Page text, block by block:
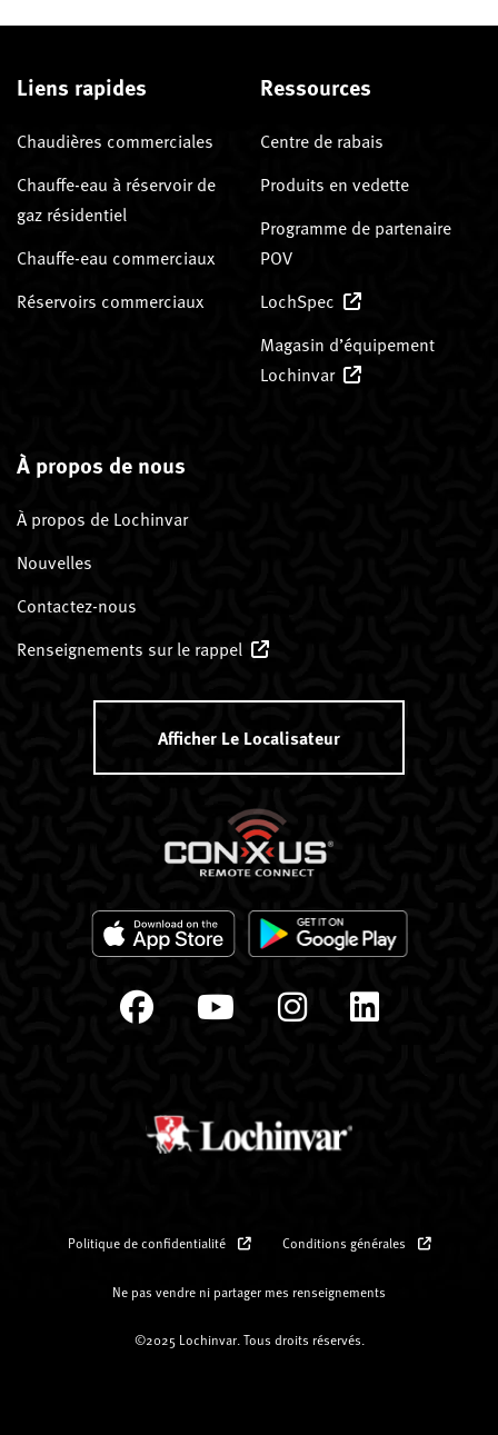
Liens rapides
Chaudières commerciales
Chauffe-eau à réservoir de
gaz résidentiel
Chauffe-eau commerciaux
Réservoirs commerciaux
Ressources
Centre de rabais
Produits en vedette
Programme de partenaire
POV
LochSpec
Magasin d’équipement
Lochinvar
À propos de nous
À propos de Lochinvar
Nouvelles
Contactez-nous
Renseignements sur le rappel
Afficher Le Localisateur
Politique de confidentialité Conditions générales
Ne pas vendre ni partager mes renseignements
©2025 Lochinvar. Tous droits réservés.